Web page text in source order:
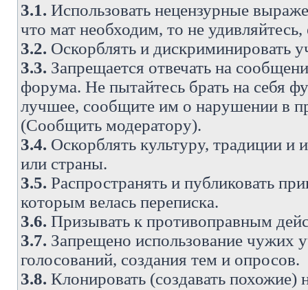
3.1. Использовать нецензурные
что мат необходим, то не
3.2. Оскорблять и дискриминировать
3.3. Запрещается отвечать на
форума. Не пытайтесь брать на себя
лучшее, сообщите им о нарушении в
(Сообщить модератору).
3.4. Оскорблять культуру, традиции
или страны.
3.5. Распространять и публиковать
которым велась переписка.
3.6. Призывать к противоправным
3.7. Запрещено использование чужих
голосований, создания тем и опросов.
3.8. Клонировать (создавать похожие)